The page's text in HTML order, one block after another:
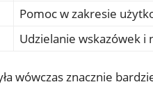
Pomoc w zakresie
Udzielanie wskazówek i
wówczas znacznie